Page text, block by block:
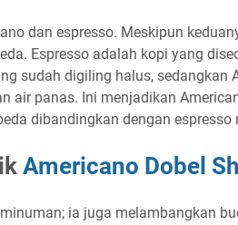
dan espresso. Meskipun
Espresso adalah kopi yang
sudah digiling halus, sedangkan
air panas. Ini menjadikan
dibandingkan dengan espresso
Americano Dobel
ia juga melambangkan